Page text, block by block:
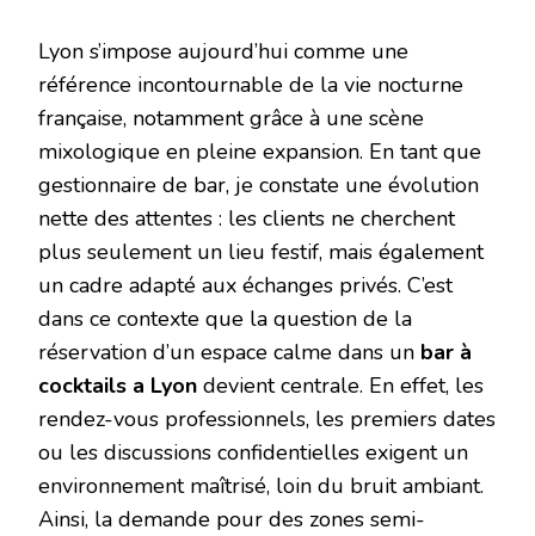
Lyon s’impose aujourd’hui comme une
référence incontournable de la vie nocturne
française, notamment grâce à une scène
mixologique en pleine expansion. En tant que
gestionnaire de bar, je constate une évolution
nette des attentes : les clients ne cherchent
plus seulement un lieu festif, mais également
un cadre adapté aux échanges privés. C’est
dans ce contexte que la question de la
réservation d’un espace calme dans un bar à
cocktails a Lyon devient centrale. En effet, les
rendez-vous professionnels, les premiers dates
ou les discussions confidentielles exigent un
environnement maîtrisé, loin du bruit ambiant.
Ainsi, la demande pour des zones semi-